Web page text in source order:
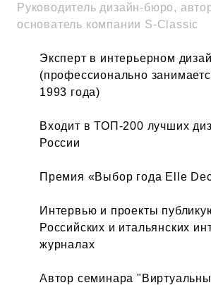
Руководитель дизайн-бюро,
основатель компании S-Classic
Эксперт в интерьерном
(профессионально
1993 года)
Входит в ТОП-200 лучших
России
Премия «Выбор года Elle
Интервью и проекты
Российских и итальянских
журналах
Автор семинара